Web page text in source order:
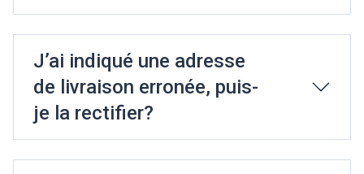
J’ai indiqué une adresse
de livraison erronée, puis-
je la rectifier?